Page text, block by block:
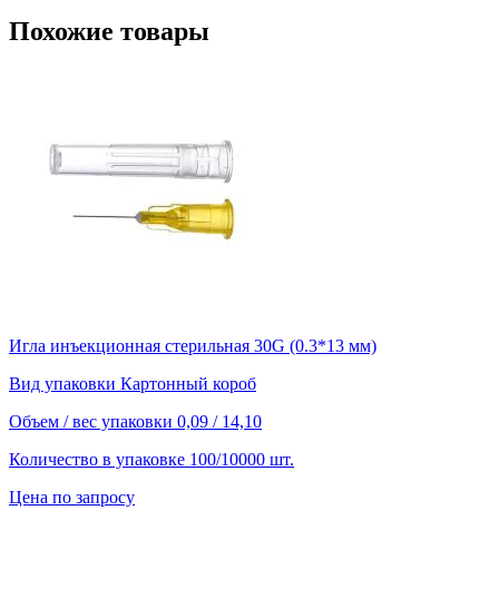
Похожие товары
Игла инъекционная стерильная 30G (0.3*13 мм)
Вид упаковки Картонный короб
Объем / вес упаковки 0,09 / 14,10
Количество в упаковке 100/10000 шт.
Цена по запросу